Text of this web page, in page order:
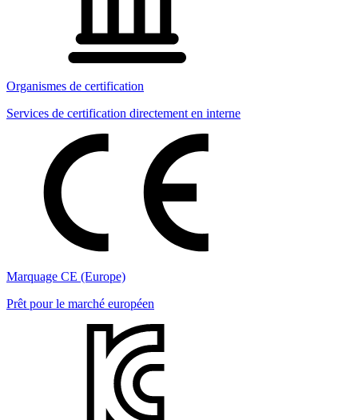
Organismes de certification
Services de certification directement en interne
Marquage CE (Europe)
Prêt pour le marché européen